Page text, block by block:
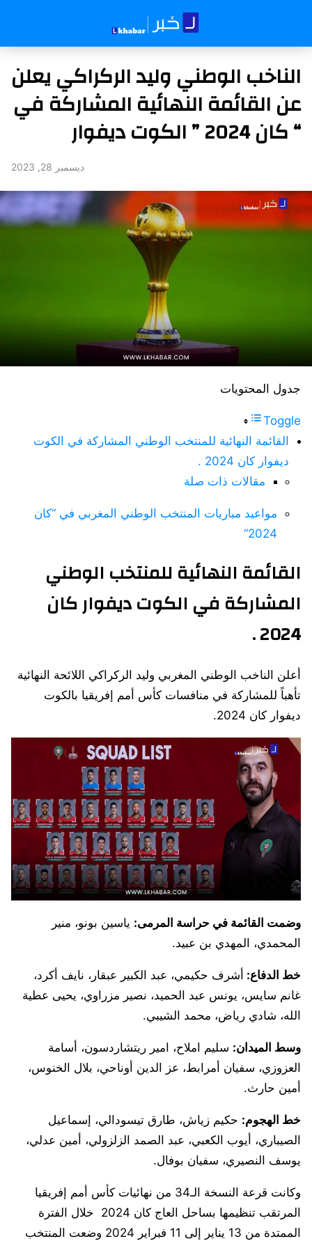
الناخب الوطني وليد الركراكي يعلن
عن القائمة النهائية المشاركة في
“ كان 2024 ” الكوت ديفوار
ديسمبر 28, 2023
جدول المحتويات
Toggle
القائمة النهائية للمنتخب الوطني المشاركة في الكوت
ديفوار كان 2024 .
مقالات ذات صلة
مواعيد مباريات المنتخب الوطني المغربي في “كان
2024“
القائمة النهائية للمنتخب الوطني
المشاركة في الكوت ديفوار كان
2024 .
أعلن الناخب الوطني المغربي وليد الركراكي اللائحة النهائية
تأهباً للمشاركة في منافسات كأس أمم إفريقيا بالكوت
ديفوار كان 2024.
وضمت القائمة في حراسة المرمى: ياسين بونو، منير
المحمدي، المهدي بن عبيد.
خط الدفاع: أشرف حكيمي، عبد الكبير عبقار، نايف أكرد،
غانم سايس، يونس عبد الحميد، نصير مزراوي، يحيى عطية
الله، شادي رياض، محمد الشيبي.
وسط الميدان: سليم املاح، امير ريتشاردسون، أسامة
العزوزي، سفيان أمرابط، عز الدين أوناحي، بلال الخنوس،
أمين حارث.
خط الهجوم: حكيم زياش، طارق تيسودالي، إسماعيل
الصيباري، أيوب الكعبي، عبد الصمد الزلزولي، أمين عدلي،
يوسف النصيري، سفيان بوفال.
وكانت قرعة النسخة الـ34 من نهائيات كأس أمم إفريقيا
المرتقب تنظيمها بساحل العاج كان 2024 خلال الفترة
الممتدة من 13 يناير إلى 11 فبراير 2024 وضعت المنتخب